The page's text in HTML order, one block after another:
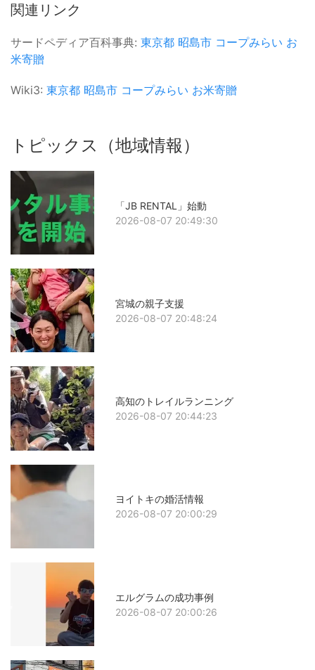
関連リンク
サードペディア百科事典: 東京都 昭島市 コープみらい お
米寄贈
Wiki3: 東京都 昭島市 コープみらい お米寄贈
トピックス（地域情報）
「JB RENTAL」始動
2026-08-07 20:49:30
宮城の親子支援
2026-08-07 20:48:24
高知のトレイルランニング
2026-08-07 20:44:23
ヨイトキの婚活情報
2026-08-07 20:00:29
エルグラムの成功事例
2026-08-07 20:00:26